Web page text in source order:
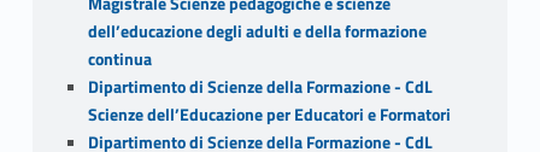
dell’educazione degli adulti e della formazione
continua
Dipartimento di Scienze della Formazione - CdL
Scienze dell’Educazione per Educatori e Formatori
Dipartimento di Scienze della Formazione - CdL